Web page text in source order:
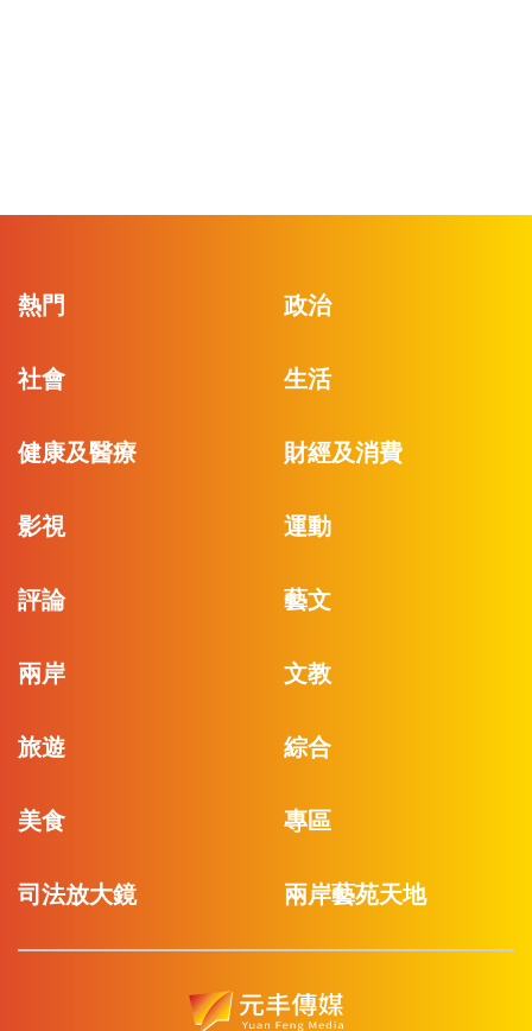
熱門 政治
社會 生活
健康及醫療 財經及消費
影視 運動
評論 藝文
兩岸 文教
旅遊 綜合
美食 專區
司法放大鏡 兩岸藝苑天地